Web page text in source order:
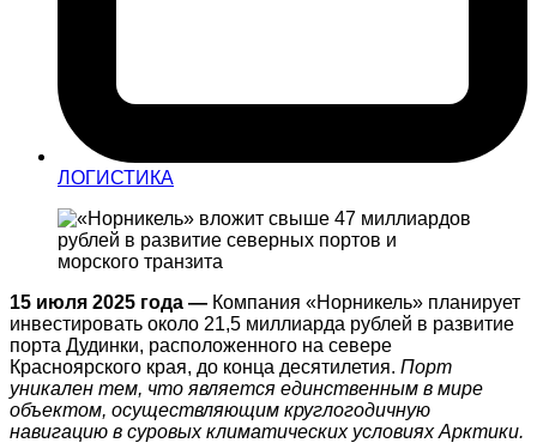
ЛОГИСТИКА
15 июля 2025 года — Компания «Норникель» планирует
инвестировать около 21,5 миллиарда рублей в развитие
порта Дудинки, расположенного на севере
Красноярского края, до конца десятилетия. Порт
уникален тем, что является единственным в мире
объектом, осуществляющим круглогодичную
навигацию в суровых климатических условиях Арктики.